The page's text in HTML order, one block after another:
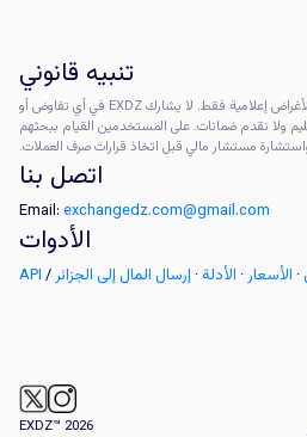
تنبيه قانوني
المعلومات الموجودة في هذا الموقع لأغراض إعلامية فقط. لا يشارك EXDZ في أي تفاوض أو
ولا نقدم ضمانات. على المستخدمين القيام ببحثهم
مستشار مالي قبل اتخاذ قرارات صرف العملات.
اتصل بنا
Email: exchangedz.com@gmail.com
الأدوات
· الأسعار· الأدلة · إرسال المال إلى الجزائر/
API
EXDZ™ 2026